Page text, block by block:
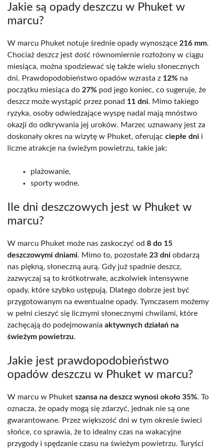
Jakie są opady deszczu w Phuket w
marcu?
W marcu Phuket notuje średnie opady wynoszące 216 mm.
Chociaż deszcz jest dość równomiernie rozłożony w ciągu
miesiąca, można spodziewać się także wielu słonecznych
dni. Prawdopodobieństwo opadów wzrasta z 12% na
początku miesiąca do 27% pod jego koniec, co sugeruje, że
deszcz może wystąpić przez ponad 11 dni. Mimo takiego
ryzyka, osoby odwiedzające wyspę nadal mają mnóstwo
okazji do odkrywania jej uroków. Marzec uznawany jest za
doskonały okres na wizytę w Phuket, oferując ciepłe dni i
liczne atrakcje na świeżym powietrzu, takie jak:
plażowanie,
sporty wodne.
Ile dni deszczowych jest w Phuket w
marcu?
W marcu Phuket może nas zaskoczyć od 8 do 15
deszczowymi dniami. Mimo to, pozostałe 23 dni obdarzą
nas piękną, słoneczną aurą. Gdy już spadnie deszcz,
zazwyczaj są to krótkotrwałe, aczkolwiek intensywne
opady, które szybko ustępują. Dlatego dobrze jest być
przygotowanym na ewentualne opady. Tymczasem możemy
w pełni cieszyć się licznymi słonecznymi chwilami, które
zachęcają do podejmowania aktywnych działań na
świeżym powietrzu.
Jakie jest prawdopodobieństwo
opadów deszczu w Phuket w marcu?
W marcu w Phuket szansa na deszcz wynosi około 35%. To
oznacza, że opady mogą się zdarzyć, jednak nie są one
gwarantowane. Przez większość dni w tym okresie świeci
słońce, co sprawia, że to idealny czas na wakacyjne
przygody i spędzanie czasu na świeżym powietrzu. Turyści